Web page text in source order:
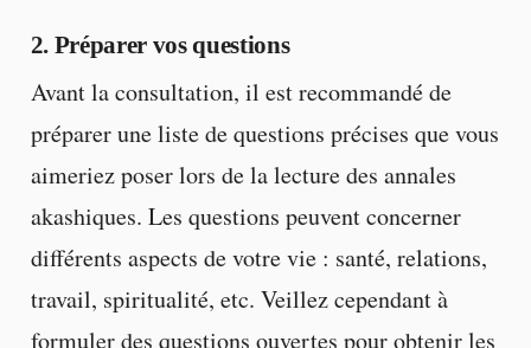
2. Préparer vos questions
Avant la consultation, il est recommandé de
préparer une liste de questions précises que vous
aimeriez poser lors de la lecture des annales
akashiques. Les questions peuvent concerner
différents aspects de votre vie : santé, relations,
travail, spiritualité, etc. Veillez cependant à
formuler des questions ouvertes pour obtenir les